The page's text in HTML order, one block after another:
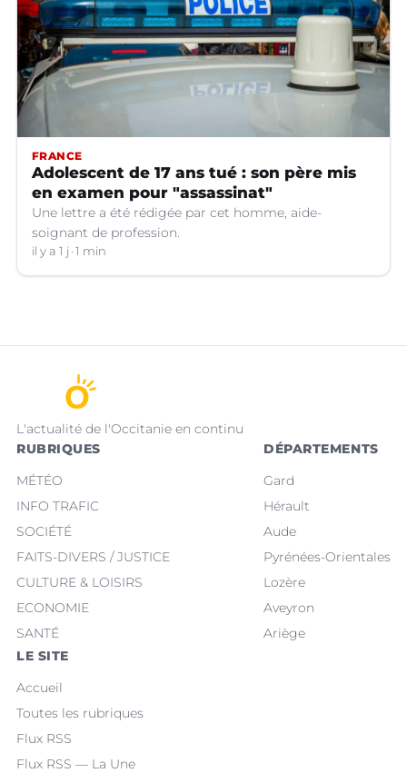
FRANCE
Adolescent de 17 ans tué : son père mis
en examen pour "assassinat"
Une lettre a été rédigée par cet homme, aide-
soignant de profession.
il y a 1 j 1 min
L'actualité de l'Occitanie en continu
RUBRIQUES
MÉTÉO
INFO TRAFIC
SOCIÉTÉ
FAITS-DIVERS / JUSTICE
CULTURE & LOISIRS
ECONOMIE
SANTÉ
DÉPARTEMENTS
Gard
Hérault
Aude
Pyrénées-Orientales
Lozère
Aveyron
Ariège
LE SITE
Accueil
Toutes les rubriques
Flux RSS
Flux RSS — La Une